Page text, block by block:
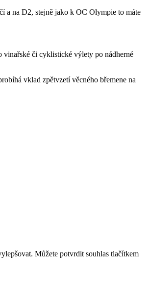
a na D2, stejně jako k OC Olympie to máte
vinařské či cyklistické výlety po nádherné
vklad zpětvzetí věcného břemene na
Můžete potvrdit souhlas tlačítkem